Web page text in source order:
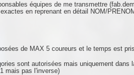
équipes de me transmettre
en reprenant en détail NOM/
de MAX 5 coureurs et le temps est
sont autorisées mais uniquement
mais pas l'inverse)